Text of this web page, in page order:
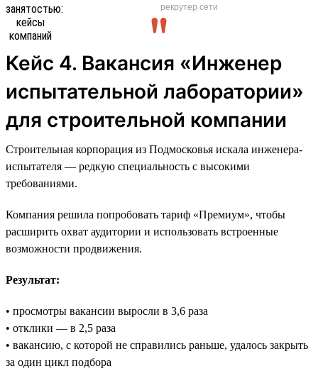
рекрутер сети
Кейс 4. Вакансия «Инженер
испытательной лаборатории»
для строительной компании
Строительная корпорация из Подмосковья искала инженера-
испытателя — редкую специальность с высокими
требованиями.
Компания решила попробовать тариф «Премиум», чтобы
расширить охват аудитории и использовать встроенные
возможности продвижения.
Результат:
• просмотры вакансии выросли в 3,6 раза
• отклики — в 2,5 раза
• вакансию, с которой не справились раньше, удалось закрыть
за один цикл подбора